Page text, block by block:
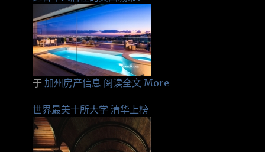
于 加州房产信息 阅读全文 More
世界最美十所大学 清华上榜